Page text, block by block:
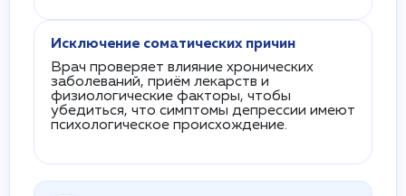
Исключение соматических причин
Врач проверяет влияние хронических
заболеваний, приём лекарств и
физиологические факторы, чтобы
убедиться, что симптомы депрессии имеют
психологическое происхождение.